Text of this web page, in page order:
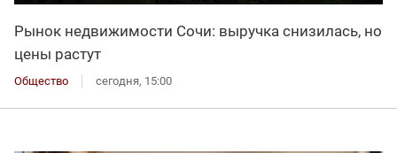
Рынок недвижимости Сочи: выручка снизилась, но
цены растут
Общество сегодня, 15:00